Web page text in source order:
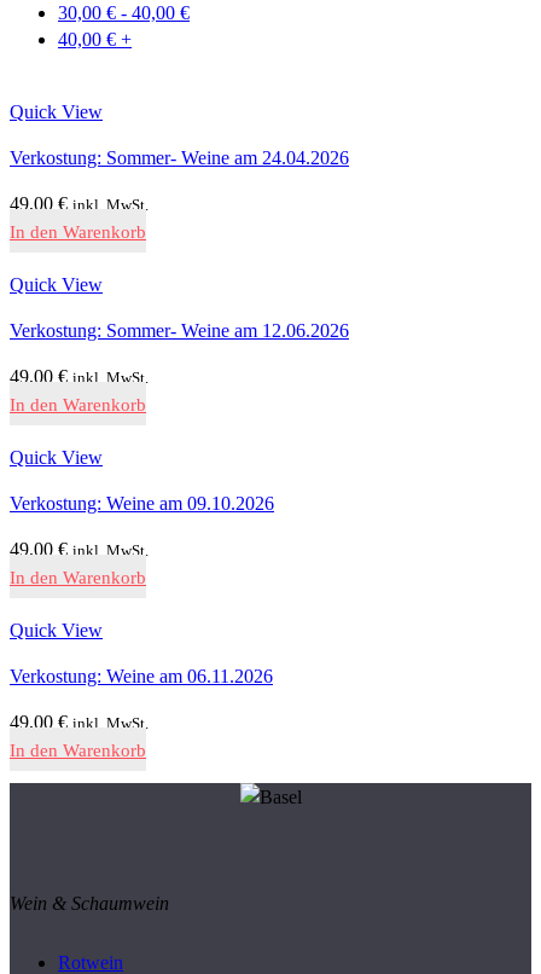
30,00 € - 40,00 €
40,00 € +
Quick View
Verkostung: Sommer- Weine am 24.04.2026
49,00 € inkl. MwSt.
In den Warenkorb
Quick View
Verkostung: Sommer- Weine am 12.06.2026
49,00 € inkl. MwSt.
In den Warenkorb
Quick View
Verkostung: Weine am 09.10.2026
49,00 € inkl. MwSt.
In den Warenkorb
Quick View
Verkostung: Weine am 06.11.2026
49,00 € inkl. MwSt.
In den Warenkorb
Wein & Schaumwein
Rotwein